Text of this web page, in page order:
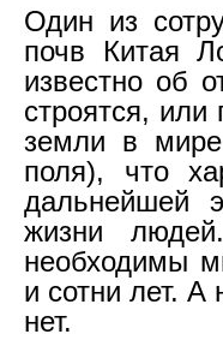
Один из
почв Китая
известно об
строятся,
земли в мире
поля), что
дальнейшей
жизни
необходимы
и сотни лет. А
нет.